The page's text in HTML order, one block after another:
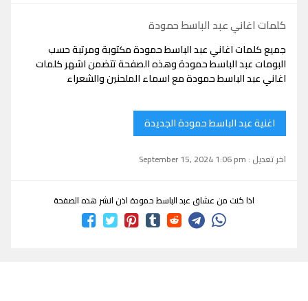
كلمات اغاني عبد الباسط حمودة
جميع كلمات اغاني عبد الباسط حمودة مكتوبة ومرتبة حسب
البومات عبد الباسط حمودة وهذه الصفحة تتضمن اشهر كلمات
اغاني عبد الباسط حمودة مع اسماء الملحنين والشعراء
اغنية عبد الباسط حمودة الجديدة
اخر تعديل : September 15, 2024 1:06 pm
اذا كنت من عشاق عبد الباسط حمودة اذن انشر هذه الصفحة